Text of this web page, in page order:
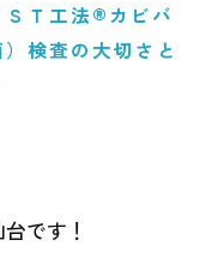
Ｔ工法®カビバ
検査の大切さと
です！